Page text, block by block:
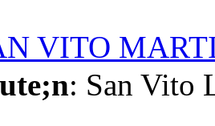
VITO
: San Vito